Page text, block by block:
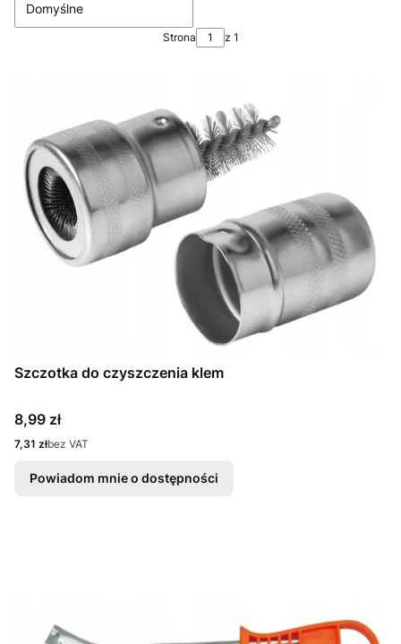
Domyślne
Strona z 1
Szczotka do czyszczenia klem
Cena
8,99 zł
Cena
7,31 złbez VAT
Powiadom mnie o dostępności